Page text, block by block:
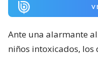
Ante una alarmante
niños intoxicados,